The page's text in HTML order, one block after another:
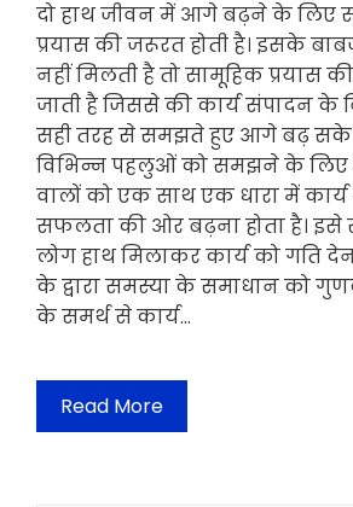
दो हाथ जीवन में आगे बढ़ने के लिए
प्रयास की जरूरत होती है। इसके
नहीं मिलती है तो सामूहिक प्रयास
जाती है जिससे की कार्य संपादन के
सही तरह से समझते हुए आगे बढ़
विभिन्न पहलुओं को समझने के
वालों को एक साथ एक धारा में
सफलता की ओर बढ़ना होता है। इसे
लोग हाथ मिलाकर कार्य को गति
के द्वारा समस्या के समाधान को
के समर्थ से कार्य…
Read More